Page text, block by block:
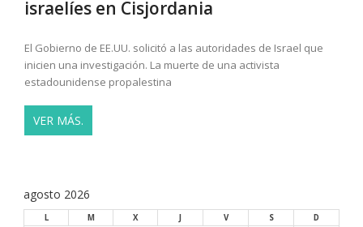
israelíes en Cisjordania
El Gobierno de EE.UU. solicitó a las autoridades de Israel que
inicien una investigación. La muerte de una activista
estadounidense propalestina
VER MÁS.
agosto 2026
L M X V S
D